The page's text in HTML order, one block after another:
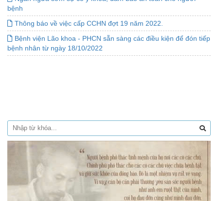
bệnh
Thông báo về việc cấp CCHN đợt 19 năm 2022.
Bệnh viện Lão khoa - PHCN sẵn sàng các điều kiện để đón tiếp
bệnh nhân từ ngày 18/10/2022